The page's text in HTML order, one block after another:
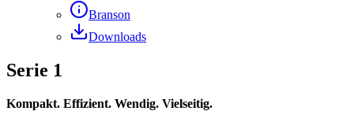
Branson
Downloads
Serie 1
Kompakt. Effizient. Wendig. Vielseitig.